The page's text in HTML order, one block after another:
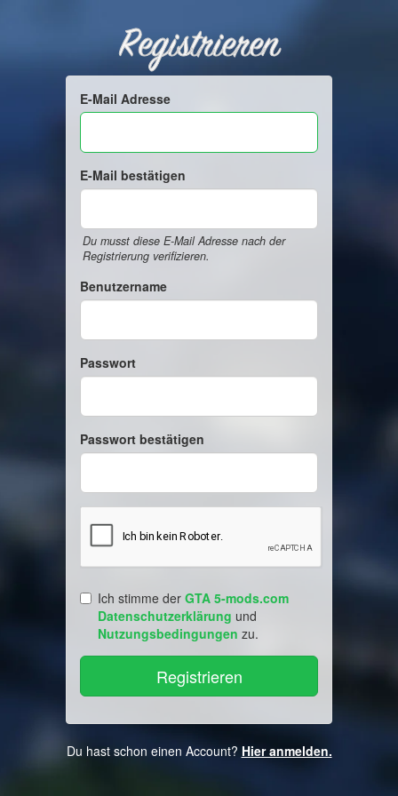
Registrieren
E-Mail Adresse
E-Mail bestätigen
Du musst diese E-Mail Adresse nach der
Registrierung verifizieren.
Benutzername
Passwort
Passwort bestätigen
Ich stimme der GTA 5-mods.com
Datenschutzerklärung und
Nutzungsbedingungen zu.
Du hast schon einen Account? Hier anmelden.